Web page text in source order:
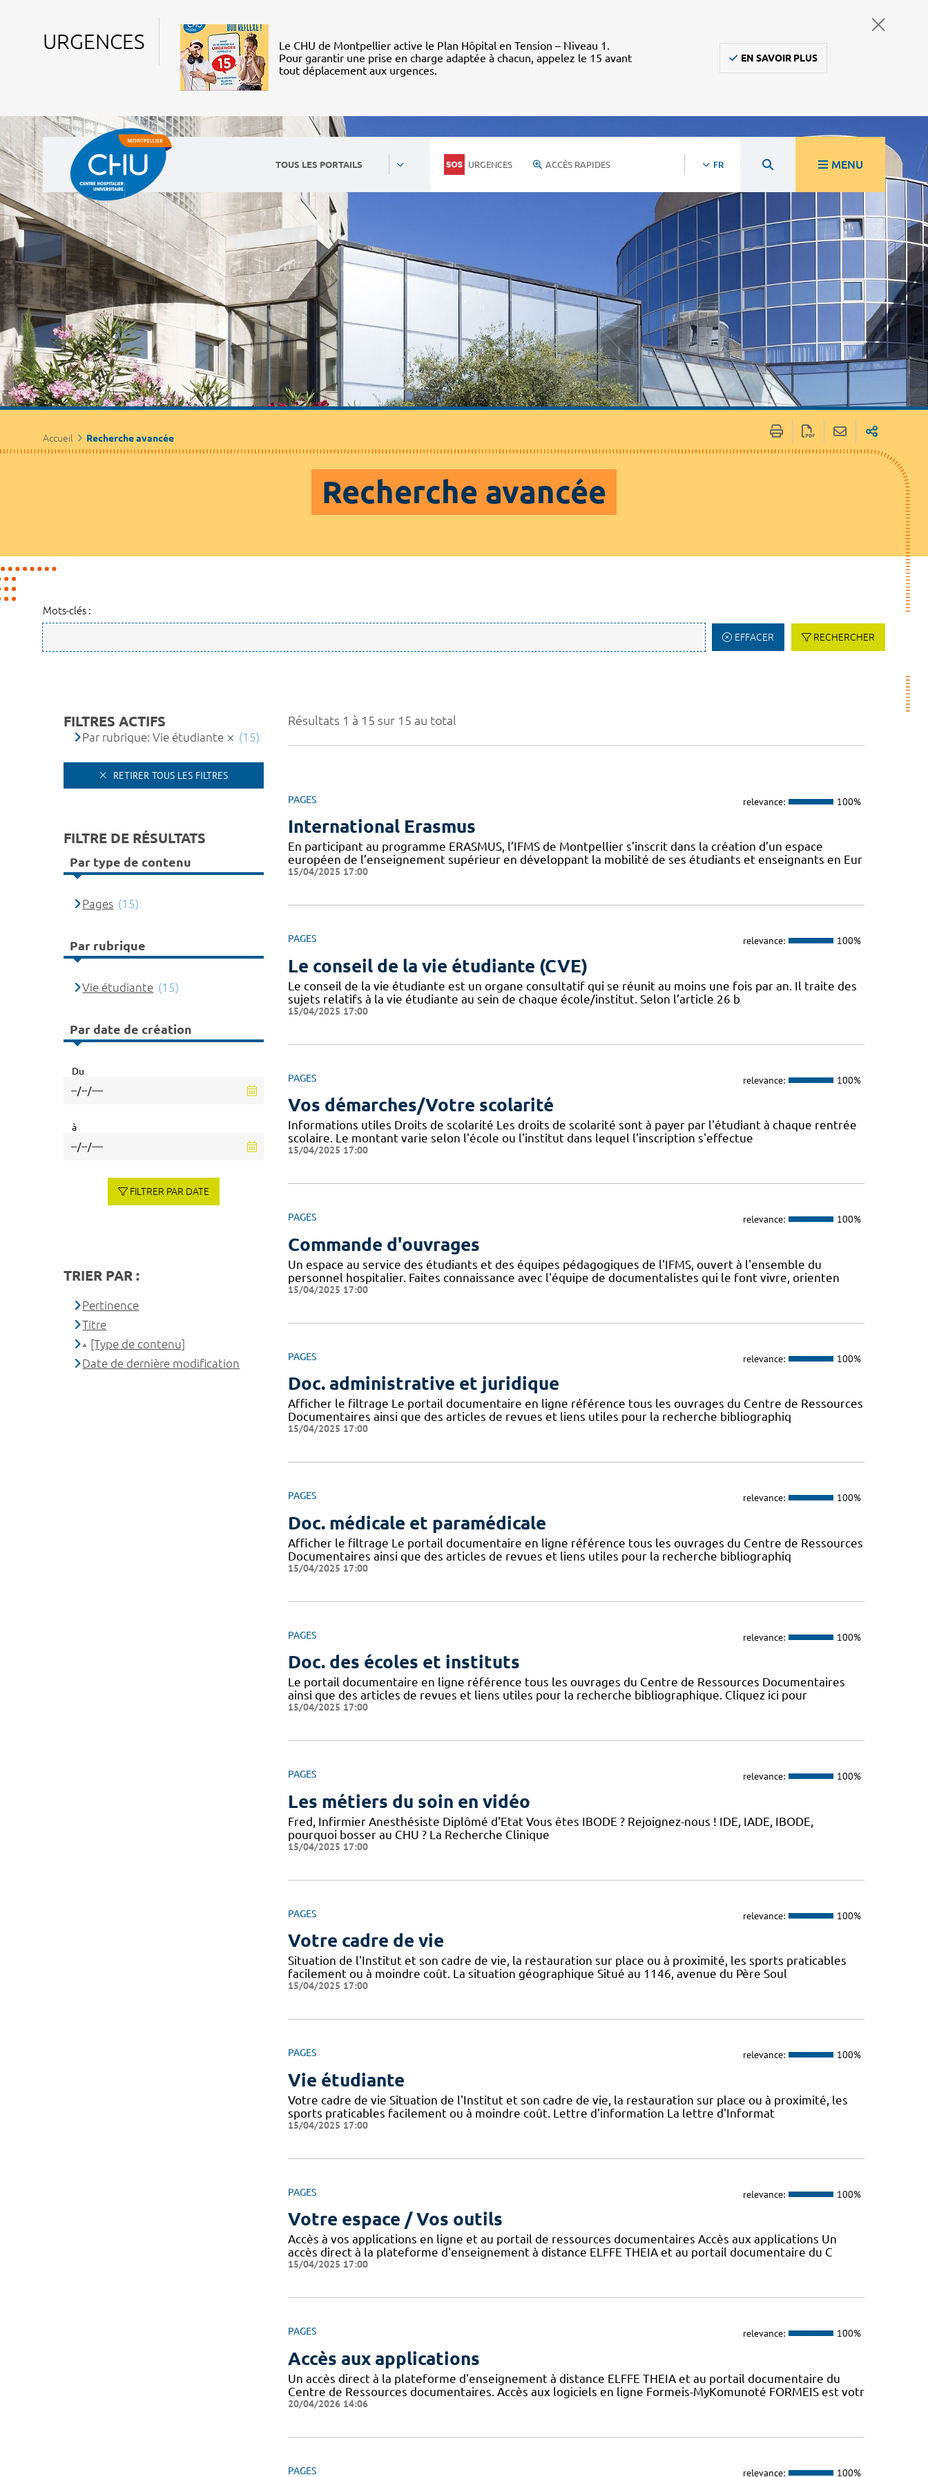
URGENCES
Le CHU de Montpellier active le Plan Hôpital en Tension – Niveau 1.
Pour garantir une prise en charge adaptée à chacun, appelez le 15 avant
tout déplacement aux urgences.
EN SAVOIR PLUS
TOUS LES PORTAILS URGENCES ACCÈS RAPIDES FR MENU
Accueil Recherche avancée
Recherche avancée
Mots-clés :
EFFACER RECHERCHER
Résultats 1 à 15 sur 15 au total
PAGES relevance: 100%
International Erasmus
En participant au programme ERASMUS, l’IFMS de Montpellier s’inscrit dans la création d’un espace
européen de l’enseignement supérieur en développant la mobilité de ses étudiants et enseignants en Eur
15/04/2025 17:00
PAGES relevance: 100%
Le conseil de la vie étudiante (CVE)
Le conseil de la vie étudiante est un organe consultatif qui se réunit au moins une fois par an. Il traite des
sujets relatifs à la vie étudiante au sein de chaque école/institut. Selon l’article 26 b
15/04/2025 17:00
PAGES relevance: 100%
Vos démarches/Votre scolarité
Informations utiles Droits de scolarité Les droits de scolarité sont à payer par l'étudiant à chaque rentrée
scolaire. Le montant varie selon l'école ou l'institut dans lequel l'inscription s'effectue
15/04/2025 17:00
PAGES relevance: 100%
Commande d'ouvrages
Un espace au service des étudiants et des équipes pédagogiques de l'IFMS, ouvert à l'ensemble du
personnel hospitalier. Faites connaissance avec l'équipe de documentalistes qui le font vivre, orienten
15/04/2025 17:00
PAGES relevance: 100%
Doc. administrative et juridique
Afficher le filtrage Le portail documentaire en ligne référence tous les ouvrages du Centre de Ressources
Documentaires ainsi que des articles de revues et liens utiles pour la recherche bibliographiq
15/04/2025 17:00
PAGES relevance: 100%
Doc. médicale et paramédicale
Afficher le filtrage Le portail documentaire en ligne référence tous les ouvrages du Centre de Ressources
Documentaires ainsi que des articles de revues et liens utiles pour la recherche bibliographiq
15/04/2025 17:00
PAGES relevance: 100%
Doc. des écoles et instituts
Le portail documentaire en ligne référence tous les ouvrages du Centre de Ressources Documentaires
ainsi que des articles de revues et liens utiles pour la recherche bibliographique. Cliquez ici pour
15/04/2025 17:00
PAGES relevance: 100%
Les métiers du soin en vidéo
Fred, Infirmier Anesthésiste Diplômé d'Etat Vous êtes IBODE ? Rejoignez-nous ! IDE, IADE, IBODE,
pourquoi bosser au CHU ? La Recherche Clinique
15/04/2025 17:00
PAGES relevance: 100%
Votre cadre de vie
Situation de l'Institut et son cadre de vie, la restauration sur place ou à proximité, les sports praticables
facilement ou à moindre coût. La situation géographique Situé au 1146, avenue du Père Soul
15/04/2025 17:00
PAGES relevance: 100%
Vie étudiante
Votre cadre de vie Situation de l'Institut et son cadre de vie, la restauration sur place ou à proximité, les
sports praticables facilement ou à moindre coût. Lettre d'information La lettre d'Informat
15/04/2025 17:00
PAGES relevance: 100%
Votre espace / Vos outils
Accès à vos applications en ligne et au portail de ressources documentaires Accès aux applications Un
accès direct à la plateforme d'enseignement à distance ELFFE THEIA et au portail documentaire du C
15/04/2025 17:00
PAGES relevance: 100%
Accès aux applications
Un accès direct à la plateforme d'enseignement à distance ELFFE THEIA et au portail documentaire du
Centre de Ressources documentaires. Accès aux logiciels en ligne Formeis-MyKomunoté FORMEIS est votr
20/04/2026 14:06
PAGES relevance: 100%
FILTRES ACTIFS
Par rubrique: Vie étudiante (15)
RETIRER TOUS LES FILTRES
FILTRE DE RÉSULTATS
Par type de contenu
Pages (15)
Par rubrique
Vie étudiante (15)
Par date de création
Du
à
FILTRER PAR DATE
TRIER PAR :
Pertinence
Titre
[Type de contenu]
Date de dernière modification